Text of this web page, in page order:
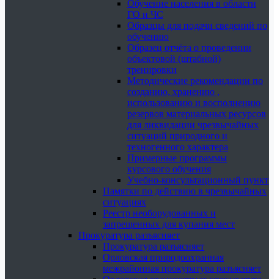
Обучение населения в области
ГО и ЧС
Образцы для подачи сведений по
обучению
Образец отчёта о проведении
объектовой (штабной)
тренировки
Методические рекомендации по
созданию, хранению ,
использованию и восполнению
резервов материальных ресурсов
для ликвидации чрезвычайных
ситуаций природного и
техногенного характера
Примерные программы
курсового обучения
Учебно-консультационный пункт
Памятки по действию в чрезвычайных
ситуациях
Реестр необорудованных и
запрещенных для купания мест
Прокуратура разъясняет
Прокуратура разъясняет
Орловская природоохранная
межрайонная прокуратура разъясняет